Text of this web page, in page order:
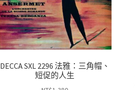
DECCA SXL 2296 法雅：三角帽、
短促的人生